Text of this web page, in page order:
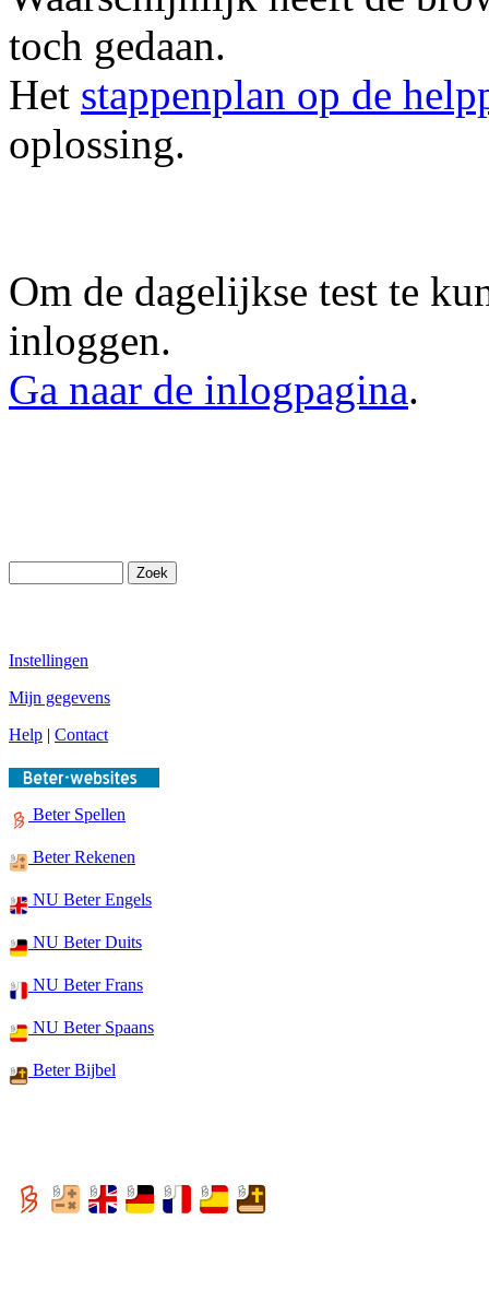
toch gedaan.
Het stappenplan op de
oplossing.
Om de dagelijkse test te
inloggen.
Ga naar de inlogpagina.
Instellingen
Mijn gegevens
Help | Contact
Beter Spellen
Beter Rekenen
NU Beter Engels
NU Beter Duits
NU Beter Frans
NU Beter Spaans
Beter Bijbel